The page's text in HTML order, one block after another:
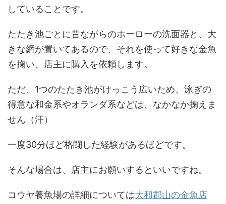
していることです。
たたき池ごとに昔ながらのホーローの洗面器と、大
きな網が置いてあるので、それを使って好きな金魚
を掬い、店主に購入を依頼します。
ただ、1つのたたき池がけっこう広いため、泳ぎの
得意な和金系やオランダ系などは、なかなか掬えま
せん（汗）
一度30分ほど格闘した経験があるほどです。
そんな場合は、店主にお願いするといいですね。
コウヤ養魚場の詳細については大和郡山の金魚店